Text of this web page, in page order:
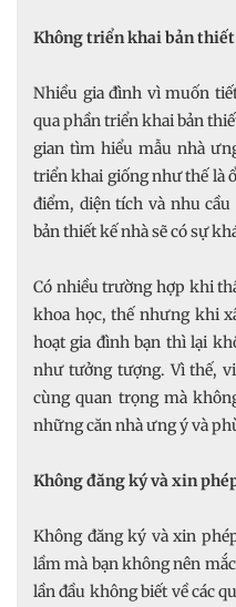
Không triển khai bản
Nhiều gia đình vì muốn
qua phần triển khai bản
gian tìm hiểu mẫu nhà
triển khai giống như thế là
điểm, diện tích và nhu
bản thiết kế nhà sẽ có sự
Có nhiều trường hợp khi
khoa học, thế nhưng khi
hoạt gia đình bạn thì lại
như tưởng tượng. Vì thế,
cùng quan trọng mà
những căn nhà ưng ý và
Không đăng ký và xin
Không đăng ký và xin
lầm mà bạn không nên
lần đầu không biết về các